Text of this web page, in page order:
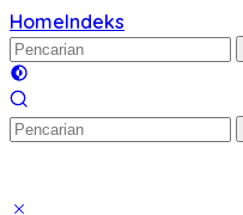
HomeIndeks